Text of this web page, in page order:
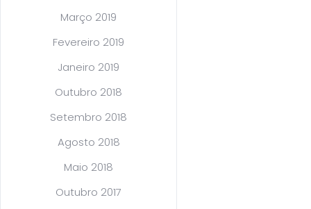
Março 2019
Fevereiro 2019
Janeiro 2019
Outubro 2018
Setembro 2018
Agosto 2018
Maio 2018
Outubro 2017